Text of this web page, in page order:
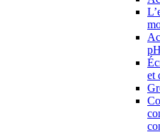
et